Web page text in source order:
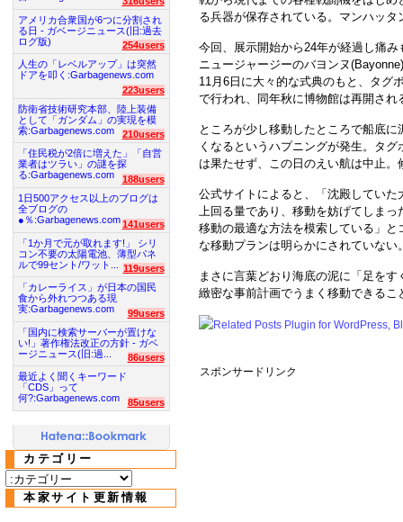
る兵器が保存されている。マンハッ
今回、展示開始から24年が経過し痛
ニュージャージーのバヨンヌ
11月6日に大々的な式典のもと、タグ
で行われ、同年秋に博物館は再開され
ところが少し移動したところで船底
くなるというハプニングが発生。タ
は果たせず、この日のえい航は中止
公式サイトによると、「沈殿してい
上回る量であり、移動を妨げてしま
移動の最適な方法を模索している」
な移動プランは明らかにされていない
まさに言葉どおり海底の泥に「足を
緻密な事前計画でうまく移動できるこ
スポンサードリンク
アメリカ合衆国が6つに分割され
る日 - ガベージニュース(旧:過去
ログ版)
254users
人生の「レベルアップ」は突然
ドアを叩く:Garbagenews.com
223users
防衛省技術研究本部、陸上装備
として「ガンダム」の実現を模
索:Garbagenews.com
210users
「住民税が2倍に増えた」「自営
業者はツラい」の謎を探
る:Garbagenews.com
188users
1日500アクセス以上のブログは
全ブログの
●％:Garbagenews.com 141users
「1か月で元が取れます!」 シリ
コン不要の太陽電池、薄型パネ
ルで99セント/ワット...
119users
「カレーライス」が日本の国民
食から外れつつある現
実:Garbagenews.com
99users
「国内に検索サーバーが置けな
い!」著作権法改正の方針 - ガベ
ージニュース(旧:過...
86users
最近よく聞くキーワード
「CDS」って
何?:Garbagenews.com
85users
カテゴリー
本家サイト更新情報